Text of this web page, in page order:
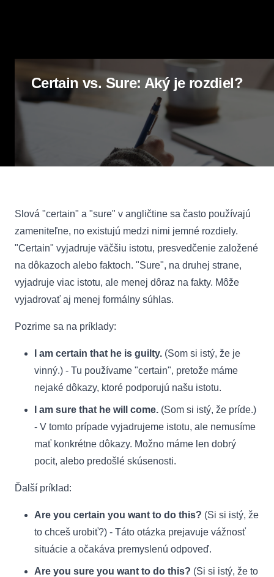
Certain vs. Sure: Aký je rozdiel?
Slová "certain" a "sure" v angličtine sa často používajú
zameniteľne, no existujú medzi nimi jemné rozdiely.
"Certain" vyjadruje väčšiu istotu, presvedčenie založené
na dôkazoch alebo faktoch. "Sure", na druhej strane,
vyjadruje viac istotu, ale menej dôraz na fakty. Môže
vyjadrovať aj menej formálny súhlas.
Pozrime sa na príklady:
I am certain that he is guilty. (Som si istý, že je
vinný.) - Tu používame "certain", pretože máme
nejaké dôkazy, ktoré podporujú našu istotu.
I am sure that he will come. (Som si istý, že príde.)
- V tomto prípade vyjadrujeme istotu, ale nemusíme
mať konkrétne dôkazy. Možno máme len dobrý
pocit, alebo predošlé skúsenosti.
Ďalší príklad:
Are you certain you want to do this? (Si si istý, že
to chceš urobiť?) - Táto otázka prejavuje vážnosť
situácie a očakáva premyslenú odpoveď.
Are you sure you want to do this? (Si si istý, že to